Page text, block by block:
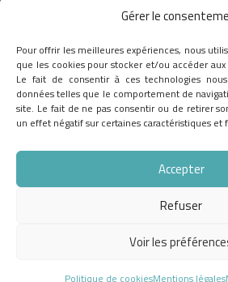
Gérer le
Pour offrir les meilleures expériences, nous
que les cookies pour stocker et/ou accéder
Le fait de consentir à ces technologies
données telles que le comportement de
site. Le fait de ne pas consentir ou de retirer
un effet négatif sur certaines caractéristiques et
Accepter
Refuser
Voir les
Politique de cookiesMentions légales